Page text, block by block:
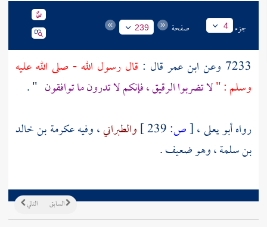
جزء 4 صفحة 239
7233 وعن ابن عمر قال :
قال رسول الله - صلى الله عليه
وسلم : "لا تضربوا الرقيق ، فإنكم لا تدرون ما توافقون " .
رواهأبو يعلى،[ص: والطبراني، وفيهعكرمة بن خالد
بن سلمة، وهو ضعيف .
التالي السابق